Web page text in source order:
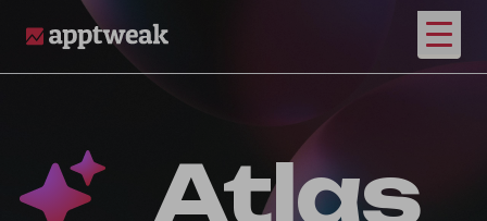
Atlas